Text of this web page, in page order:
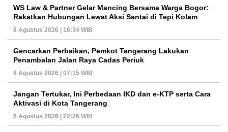
WS Law & Partner Gelar Mancing Bersama Warga Bogor:
Rakatkan Hubungan Lewat Aksi Santai di Tepi Kolam
8 Agustus 2026 | 16:34 WIB
Gencarkan Perbaikan, Pemkot Tangerang Lakukan
Penambalan Jalan Raya Cadas Periuk
8 Agustus 2026 | 07:15 WIB
Jangan Tertukar, Ini Perbedaan IKD dan e-KTP serta Cara
Aktivasi di Kota Tangerang
6 Agustus 2026 | 22:26 WIB